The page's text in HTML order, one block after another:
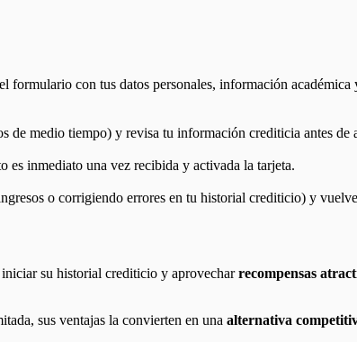
con tus datos personales, información
de medio tiempo) y revisa tu información crediticia antes de
es inmediato una vez recibida y activada la tarjeta.
o corrigiendo errores en tu historial crediticio) y
su historial crediticio y aprovecharrecompensas
sus ventajas la convierten en una alternativa